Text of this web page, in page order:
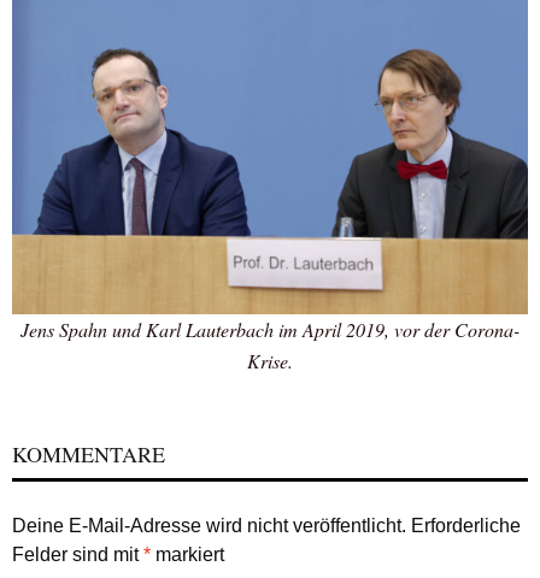
Jens Spahn und Karl Lauterbach im April 2019, vor der Corona-
Krise.
KOMMENTARE
Deine E-Mail-Adresse wird nicht veröffentlicht. Erforderliche
Felder sind mit* markiert